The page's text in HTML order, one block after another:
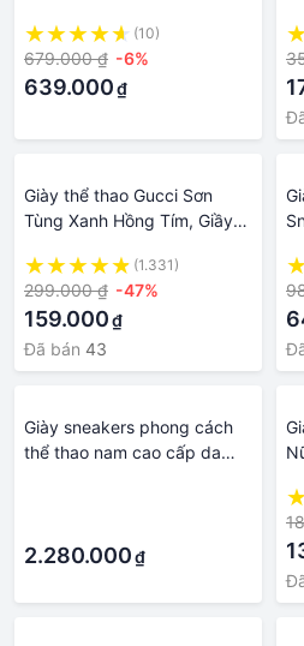
(10)
679.000 ₫ -6%
639.000₫
Giày thể thao Gucci Sơn
Tùng Xanh Hồng Tím, Giầy
size Nam Nữ (1.331)
299.000 ₫ -47%
159.000₫
Đã bán 43
Giày sneakers phong cách
thể thao nam cao cấp da
2.280.000₫